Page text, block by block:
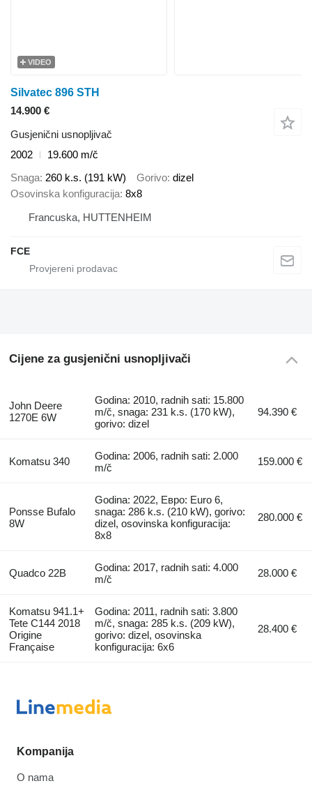
VIDEO
Silvatec 896 STH
14.900 €
Gusjenični usnopljivač
2002
19.600 m/č
Snaga 260 k.s. (191 kW) Gorivo dizel
Osovinska konfiguracija 8x8
Francuska, HUTTENHEIM
FCE
Cijene za gusjenični usnopljivači
John Deere
1270E 6W
Godina: 2010, radnih sati: 15.800
m/č, snaga: 231 k.s. (170 kW),
gorivo: dizel
94.390 €
Komatsu 340
Godina: 2006, radnih sati: 2.000
m/č
159.000 €
Ponsse Bufalo
8W
Godina: 2022, Евро: Euro 6,
snaga: 286 k.s. (210 kW), gorivo:
dizel, osovinska konfiguracija:
8x8
280.000 €
Quadco 22B
Godina: 2017, radnih sati: 4.000
m/č
28.000 €
Komatsu 941.1+
Tete C144 2018
Origine
Française
Godina: 2011, radnih sati: 3.800
m/č, snaga: 285 k.s. (209 kW),
gorivo: dizel, osovinska
konfiguracija: 6x6
28.400 €
Kompanija
O nama